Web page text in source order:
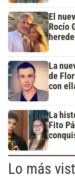
El
Rocío
La
de
con
La
Fito
Lo más